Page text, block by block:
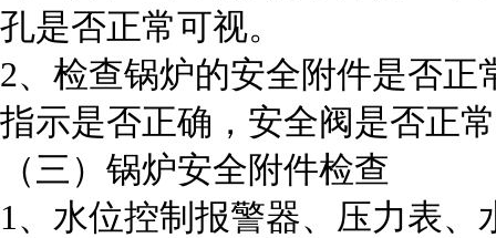
孔是否正常可视。
2、检查锅炉的安全附件是否
指示是否正确，安全阀是否正
（三）锅炉安全附件检查
1、水位控制报警器、压力表